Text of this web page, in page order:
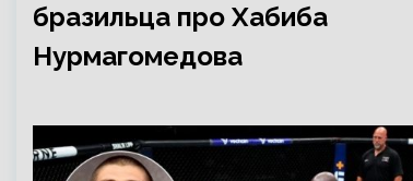
бразильца про Хабиба
Нурмагомедова